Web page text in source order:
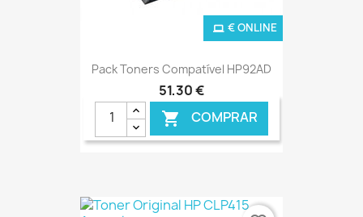
Pack Toners Compatível HP92AD
51,30 €
 COMPRAR
€ ONLINE